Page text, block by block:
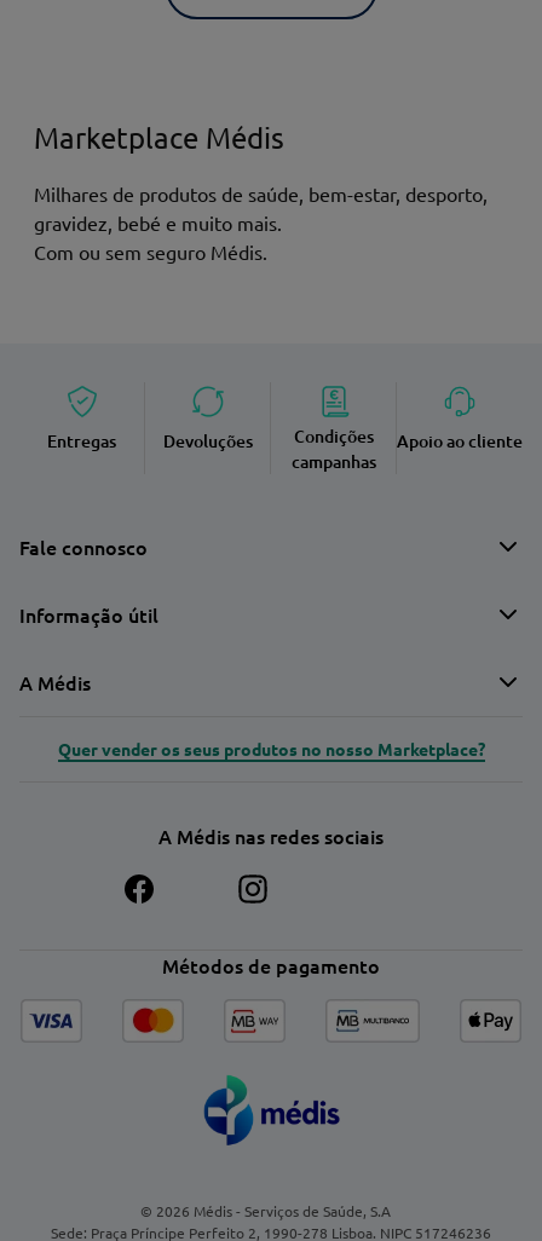
Marketplace Médis
Milhares de produtos de saúde, bem-estar, desporto,
gravidez, bebé e muito mais.
Com ou sem seguro Médis.
Entregas Devoluções
Condições
campanhas
Apoio ao cliente
Fale connosco
Informação útil
A Médis
Quer vender os seus produtos no nosso Marketplace?
A Médis nas redes sociais
Métodos de pagamento
© 2026 Médis - Serviços de Saúde, S.A
Sede: Praça Príncipe Perfeito 2, 1990-278 Lisboa. NIPC 517246236